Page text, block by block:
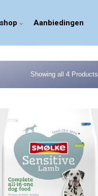
Aanbiedingen
Showing all 4 Products